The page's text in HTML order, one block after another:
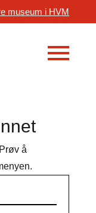
museum i HVM
å